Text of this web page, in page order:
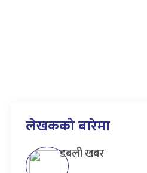
लेखकको बारेमा
डबली खबर